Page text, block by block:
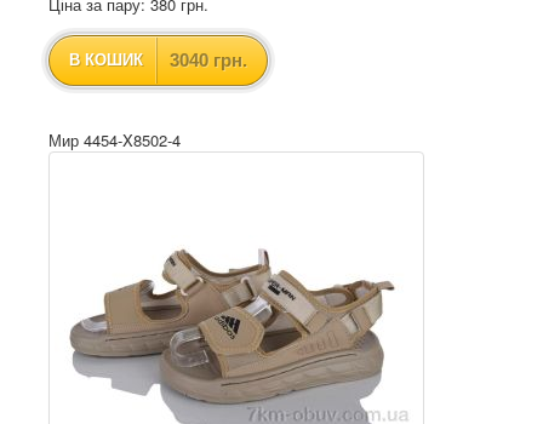
В КОШИК 3040 грн.
Мир 4454-X8502-4